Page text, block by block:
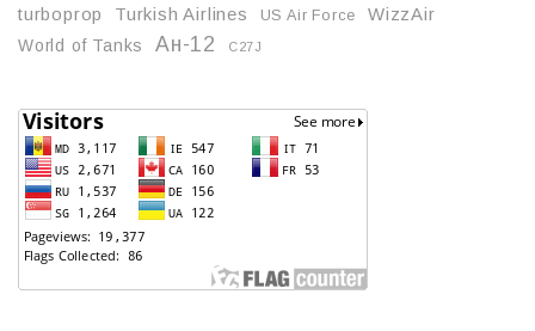
turboprop Turkish Airlines US Air Force
WizzAir
World of Tanks
Ан-12 С27J